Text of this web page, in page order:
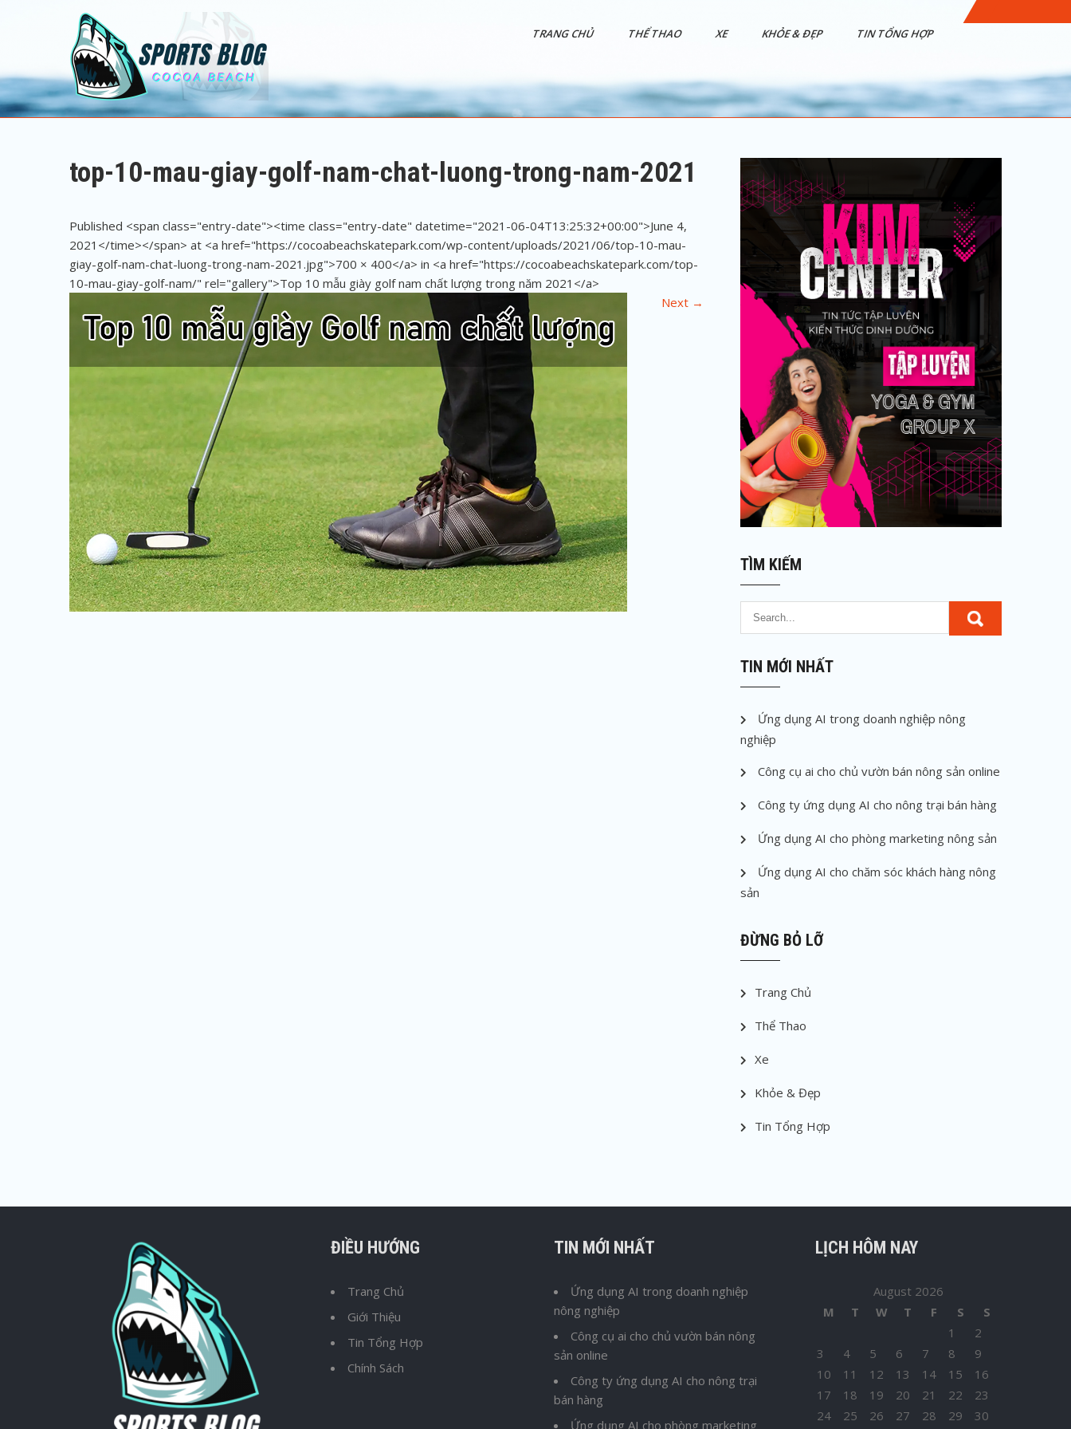
Sports Blog
Cocoa Beach
TRANG CHỦ THỂ THAO XE KHỎE & ĐẸP TIN TỔNG HỢP
top-10-mau-giay-golf-nam-chat-luong-trong-nam-2021
Published <span class="entry-date"><time class="entry-date" datetime="2021-06-04T13:25:32+00:00">June 4,
2021</time></span> at <a href="https://cocoabeachskatepark.com/wp-content/uploads/2021/06/top-10-mau-
giay-golf-nam-chat-luong-trong-nam-2021.jpg">700 × 400</a> in <a href="https://cocoabeachskatepark.com/top-
10-mau-giay-golf-nam/" rel="gallery">Top 10 mẫu giày golf nam chất lượng trong năm 2021</a>
Next →
TÌM KIẾM
TIN MỚI NHẤT
Ứng dụng AI trong doanh nghiệp nông
nghiệp
Công cụ ai cho chủ vườn bán nông sản online
Công ty ứng dụng AI cho nông trại bán hàng
Ứng dụng AI cho phòng marketing nông sản
Ứng dụng AI cho chăm sóc khách hàng nông
sản
ĐỪNG BỎ LỠ
Trang Chủ
Thể Thao
Xe
Khỏe & Đẹp
Tin Tổng Hợp
ĐIỀU HƯỚNG
Trang Chủ
Giới Thiệu
Tin Tổng Hợp
Chính Sách
TIN MỚI NHẤT
Ứng dụng AI trong doanh nghiệp
nông nghiệp
Công cụ ai cho chủ vườn bán nông
sản online
Công ty ứng dụng AI cho nông trại
bán hàng
Ứng dụng AI cho phòng marketing
LỊCH HÔM NAY
August 2026
M
T W T F S
S
1
2
3
4 5 6 7 8
9
10
11 12 13 14 15
16
17
18 19 20 21 22
23
24
25 26 27 28 29
30